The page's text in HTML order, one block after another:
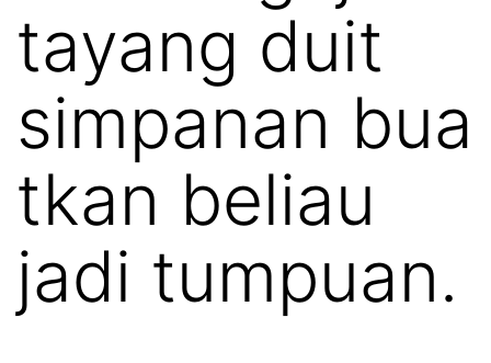
tayang duit
simpanan bua
tkan beliau
jadi tumpuan.